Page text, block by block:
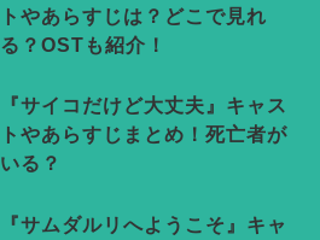
トやあらすじは？どこで見れ
る？OSTも紹介！
『サイコだけど大丈夫』キャス
トやあらすじまとめ！死亡者が
いる？
『サムダルリへようこそ』キャ